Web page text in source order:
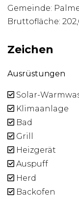
Gemeinde:
Bruttofläche:
Zeichen
Ausrüstungen
Solar-
Klimaanlage
Bad
Grill
Heizgerät
Auspuff
Herd
Backofen